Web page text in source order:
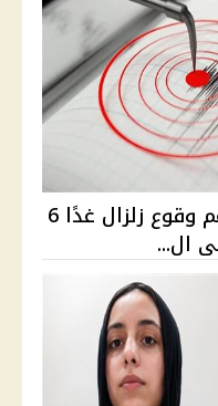
البحوث الفلكية تحسم مزاعم وقوع زلزال غدًا 6
ال...